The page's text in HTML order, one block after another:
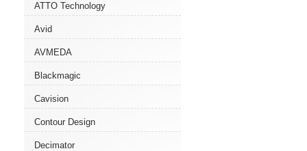
ATTO Technology
Avid
AVMEDA
Blackmagic
Cavision
Contour Design
Decimator